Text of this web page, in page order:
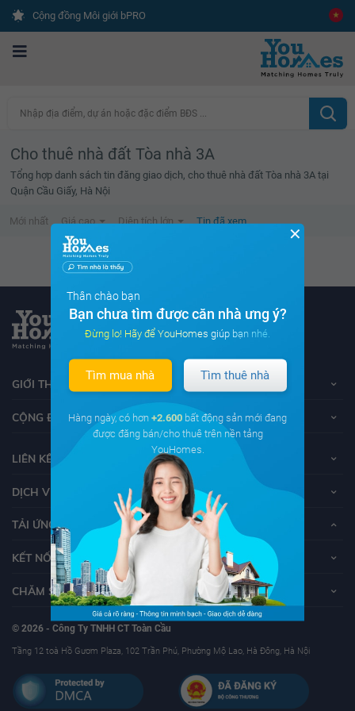
Cộng đồng Môi giới bPRO
Nhập địa điểm, dự án hoặc đặc điểm BĐS ...
Cho thuê nhà đất Tòa nhà 3A
Tổng hợp danh sách tin đăng giao dịch, cho thuê nhà đất Tòa nhà 3A tại
Quận Cầu Giấy, Hà Nội
Mới nhất Giá cao Diện tích lớn Tin đã xem
Danh sách tin đã xem trống
GIỚI THIỆU VỀ YOUHOMES
CỘNG ĐỒNG YOUHOMERS
LIÊN KẾT
DỊCH VỤ KHÁCH HÀNG
TẢI ỨNG DỤNG YOUHOMES
KẾT NỐI VỚI YOUHOMES
CHĂM SÓC KHÁCH HÀNG
© 2026 - Công Ty TNHH CT Toàn Cầu
Tầng 12 toà Hồ Gươm Plaza, 102 Trần Phú, Phường Mộ Lao, Hà Đông, Hà Nội
✕
Thân chào bạn
Bạn chưa tìm được căn nhà ưng ý?
Đừng lo! Hãy để YouHomes giúp bạn nhé.
Tìm mua nhà Tìm thuê nhà
Hàng ngày, có hơn +2.600 bất động sản mới đang
được đăng bán/cho thuê trên nền tảng
YouHomes.